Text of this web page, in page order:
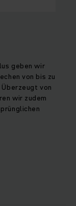
geben wir
von bis zu
von
wir zudem